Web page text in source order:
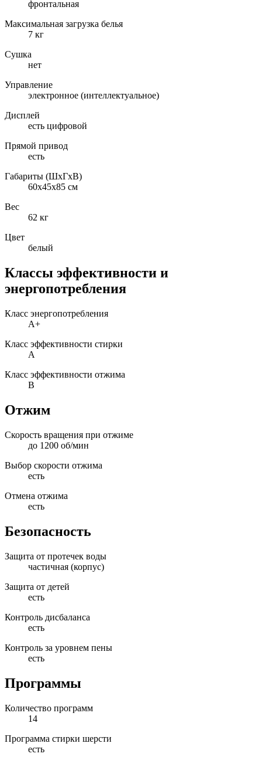
фронтальная
Максимальная загрузка белья
7 кг
Сушка
нет
Управление
электронное (интеллектуальное)
Дисплей
есть цифровой
Прямой привод
есть
Габариты (ШxГxВ)
60x45x85 см
Вес
62 кг
Цвет
белый
Классы эффективности и
энергопотребления
Класс энергопотребления
A+
Класс эффективности стирки
A
Класс эффективности отжима
B
Отжим
Скорость вращения при отжиме
до 1200 об/мин
Выбор скорости отжима
есть
Отмена отжима
есть
Безопасность
Защита от протечек воды
частичная (корпус)
Защита от детей
есть
Контроль дисбаланса
есть
Контроль за уровнем пены
есть
Программы
Количество программ
14
Программа стирки шерсти
есть